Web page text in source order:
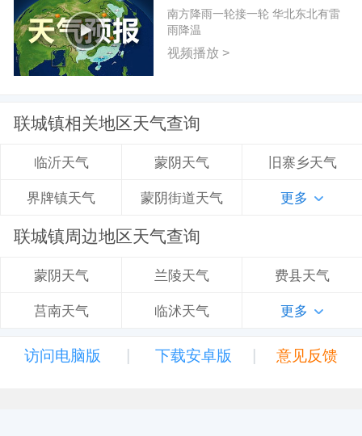
南方降雨一轮接一轮 华北东北有雷
雨降温
视频播放 >
联城镇相关地区天气查询
临沂天气 蒙阴天气 旧寨乡天气
界牌镇天气 蒙阴街道天气 更多
联城镇周边地区天气查询
蒙阴天气 兰陵天气 费县天气
莒南天气 临沭天气 更多
访问电脑版 | 下载安卓版 | 意见反馈